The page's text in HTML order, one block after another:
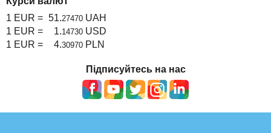
1 EUR = 51.27470 UAH
1 EUR =
1.14730 USD
1 EUR =
4.30970 PLN
Підписуйтесь на нас